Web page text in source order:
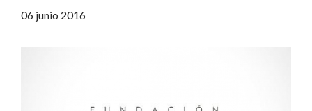
06 junio 2016